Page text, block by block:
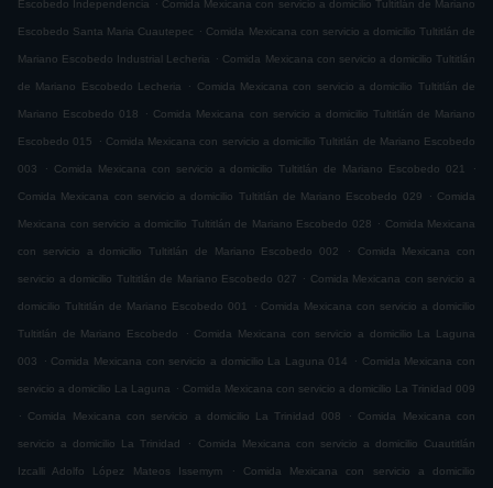
Escobedo Independencia Comida Mexicana con servicio a domicilio Tultitlán de Mariano
Escobedo Santa Maria Cuautepec . Comida Mexicana con servicio a domicilio Tultitlán de
Mariano Escobedo Industrial Lecheria . Comida Mexicana con servicio a domicilio Tultitlán
de Mariano Escobedo Lecheria . Comida Mexicana con servicio a domicilio Tultitlán de
Mariano Escobedo 018 . Comida Mexicana con servicio a domicilio Tultitlán de Mariano
Escobedo 015 . Comida Mexicana con servicio a domicilio Tultitlán de Mariano Escobedo
003 . Comida Mexicana con servicio a domicilio Tultitlán de Mariano Escobedo 021 .
Comida Mexicana con servicio a domicilio Tultitlán de Mariano Escobedo 029 . Comida
Mexicana con servicio a domicilio Tultitlán de Mariano Escobedo 028 . Comida Mexicana
con servicio a domicilio Tultitlán de Mariano Escobedo 002 . Comida Mexicana con
servicio a domicilio Tultitlán de Mariano Escobedo 027 . Comida Mexicana con servicio a
domicilio Tultitlán de Mariano Escobedo 001 . Comida Mexicana con servicio a domicilio
Tultitlán de Mariano Escobedo . Comida Mexicana con servicio a domicilio La Laguna
003 . Comida Mexicana con servicio a domicilio La Laguna 014 . Comida Mexicana con
servicio a domicilio La Laguna . Comida Mexicana con servicio a domicilio La Trinidad 009
.
Comida Mexicana con servicio a domicilio La Trinidad 008 . Comida Mexicana con
servicio a domicilio La Trinidad . Comida Mexicana con servicio a domicilio Cuautitlán
Izcalli Adolfo López Mateos Issemym . Comida Mexicana con servicio a domicilio